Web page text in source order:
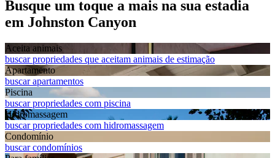
Busque um toque a mais na sua estadia
em Johnston Canyon
Aceita animais
buscar propriedades que aceitam animais de estimação
Apart­amento
buscar apartamentos
Piscina
buscar propriedades com piscina
Hidromassagem
buscar propriedades com hidromassagem
Condomínio
buscar condomínios